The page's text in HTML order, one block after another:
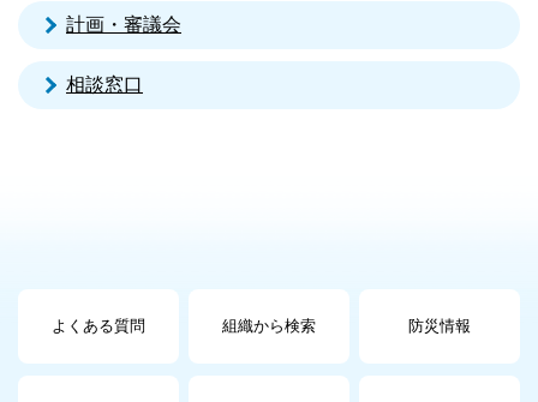
計画・審議会
相談窓口
よくある質問 組織から検索 防災情報